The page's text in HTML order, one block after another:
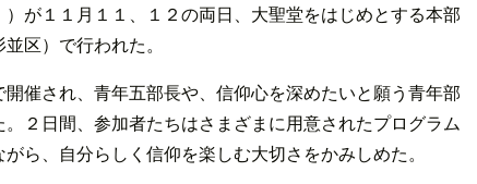
が１１月１１、１２の両日、大聖堂をはじめとする本部
区）で行われた。
催され、青年五部長や、信仰心を深めたいと願う青年部
２日間、参加者たちはさまざまに用意されたプログラム
ら、自分らしく信仰を楽しむ大切さをかみしめた。